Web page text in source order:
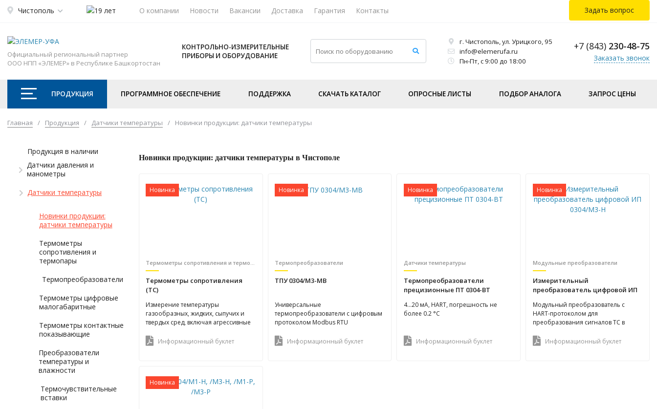
Чистополь О компании Новости Вакансии Доставка Гарантия Контакты Задать вопрос
Официальный региональный партнер
ООО НПП «ЭЛЕМЕР» в Республике Башкортостан
КОНТРОЛЬНО-ИЗМЕРИТЕЛЬНЫЕ
ПРИБОРЫ И ОБОРУДОВАНИЕ
г. Чистополь, ул. Урицкого, 95
info@elemerufa.ru
Пн-Пт, с 9:00 до 18:00
+7 (843) 230-48-75
Заказать звонок
ПРОДУКЦИЯ ПРОГРАММНОЕ ОБЕСПЕЧЕНИЕ ПОДДЕРЖКА СКАЧАТЬ КАТАЛОГ ОПРОСНЫЕ ЛИСТЫ ПОДБОР АНАЛОГА ЗАПРОС ЦЕНЫ
Главная / Продукция / Датчики температуры / Новинки продукции: датчики температуры
Продукция в наличии
Датчики давления и
манометры
Датчики температуры
Новинки продукции:
датчики температуры
Термометры
сопротивления и
термопары
Термопреобразователи
Термометры цифровые
малогабаритные
Термометры контактные
показывающие
Преобразователи
температуры и
влажности
Термочувствительные
вставки
Новинки продукции: датчики температуры в Чистополе
Новинка
Термометры сопротивления
(ТС)
Измерение температуры
газообразных, жидких, сыпучих и
твердых сред, включая агрессивные
Информационный буклет
Новинка
Термопреобразователи
ТПУ 0304/М3-MB
Универсальные
термопреобразователи с цифровым
протоколом Modbus RTU
Информационный буклет
Новинка
Датчики температуры
Термопреобразователи
прецизионные ПТ 0304-ВТ
4...20 мА, HART, погрешность не
более 0.2 °С
Информационный буклет
Новинка
Модульные преобразователи
Измерительный
преобразователь цифровой ИП
Модульный преобразователь с
HART-протоколом для
преобразования сигналов ТС в
4...20 мАИнформационный буклет
Новинка